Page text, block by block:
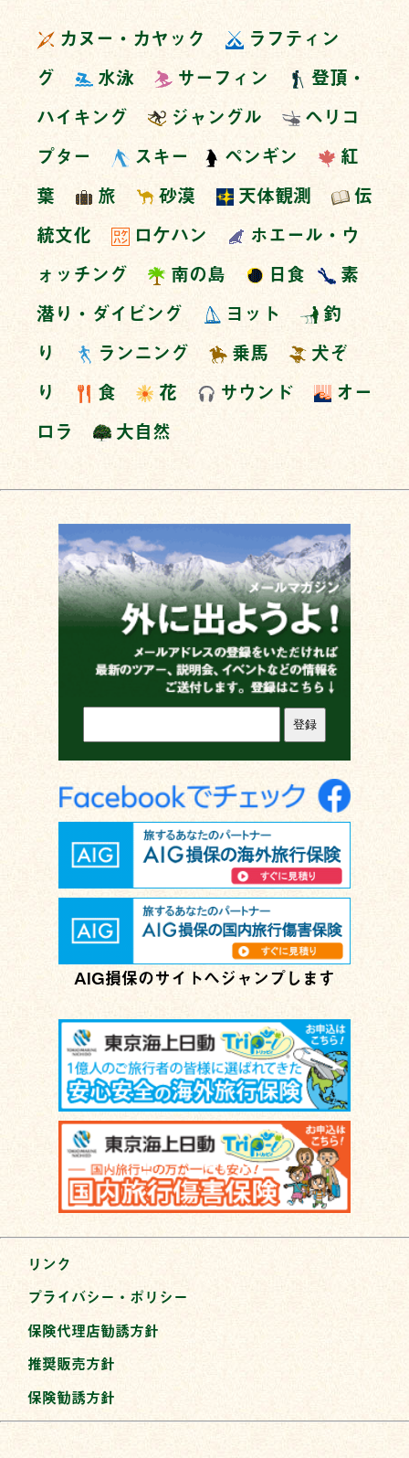
カヌー・カヤック
ラフティン
グ
水泳 サーフィン
登頂・
ハイキング
ジャングル
ヘリコ
プター
スキー ペンギン
紅
葉
旅 砂漠 天体観測
伝
統文化
ロケハン
ホエール・ウ
ォッチング
南の島 日食
素
潜り・ダイビング
ヨット
釣
り
ランニング 乗馬
犬ぞ
り
食 花 サウンド
オー
ロラ
大自然
AIG損保のサイトへジャンプします
リンク
プライバシー・ポリシー
保険代理店勧誘方針
推奨販売方針
保険勧誘方針